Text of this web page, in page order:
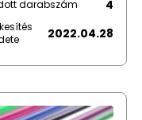
darabszám 4
2022.04.28